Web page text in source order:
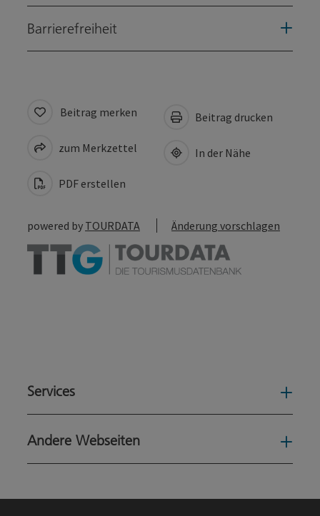
Barrierefreiheit
Beitrag merken
zum Merkzettel
PDF erstellen
Beitrag drucken
In der Nähe
powered by TOURDATA Änderung vorschlagen
Services
Andere Webseiten